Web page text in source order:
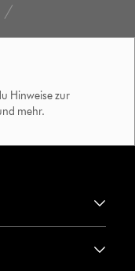
Hinweise zur
mehr.